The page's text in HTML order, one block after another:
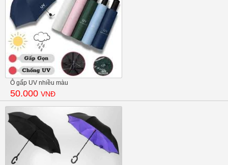
Ô gấp UV nhiều màu
50.000 VNĐ